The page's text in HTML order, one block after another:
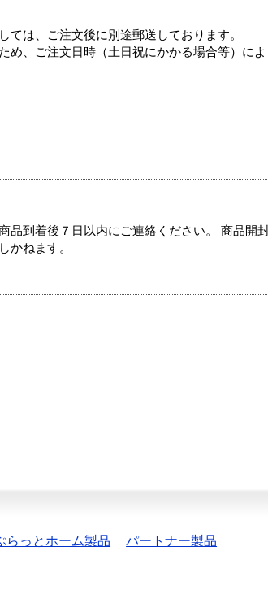
ては、ご注文後に別途郵送しております。
め、ご注文日時（土日祝にかかる場合等）に
品到着後７日以内にご連絡ください。 商品開
かねます。
らっとホーム製品 パートナー製品